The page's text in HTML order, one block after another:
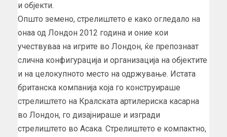
и објекти.
Општо земено, стрелиштето е како огледало на
онаа од Лондон 2012 година и оние кои
учествуваа на игрите во Лондон, ќе препознаат
слична конфигурација и организација на објектите
и на целокупното место на одржување. Истата
британска компанија која го конструираше
стрелиштето на Кралската артилериска касарна
во Лондон, го дизајнираше и изгради
стрелиштето во Асака. Стрелиштето е компактно,